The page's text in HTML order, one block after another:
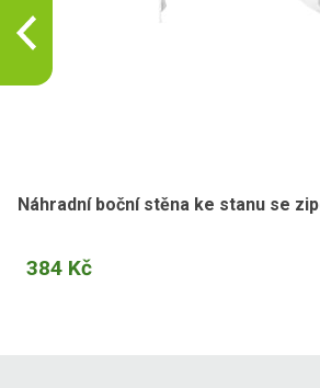
Náhradní boční stěna ke stanu se
384 Kč